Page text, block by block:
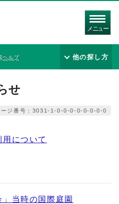
メニュー
ヘルプ 他の探し方
せ
ージ番号：3031-1-0-0-0-0-0-0-0-0
について
」当時の国際庭園